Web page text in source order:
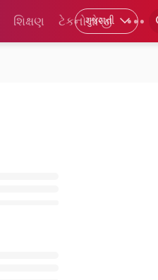
શિક્ષણ ટેકનોલોજી •••
ગુજરાતી